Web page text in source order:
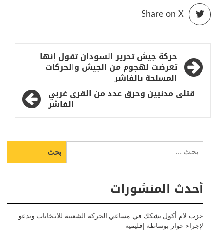
Share on X
تصفّح
المقالات
حركة جيش تحرير السودان تقول إنها
تعرضت لهجوم من الجيش والحركات
المسلحة بالفاشر
قتلى مدنيين وحرق عدد من القرى غربي
الفاشر
عن:
أحدث المنشورات
حزب لام أكول يشكك في مساعي الحركة الشعبية للانتخابات وتدعو
لإجراء حوار بوساطة إقليمية